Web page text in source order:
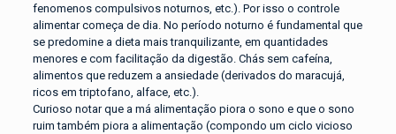
fenomenos compulsivos noturnos, etc.). Por isso o controle
alimentar começa de dia. No período noturno é fundamental que
se predomine a dieta mais tranquilizante, em quantidades
menores e com facilitação da digestão. Chás sem cafeína,
alimentos que reduzem a ansiedade (derivados do maracujá,
ricos em triptofano, alface, etc.).
Curioso notar que a má alimentação piora o sono e que o sono
ruim também piora a alimentação (compondo um ciclo vicioso